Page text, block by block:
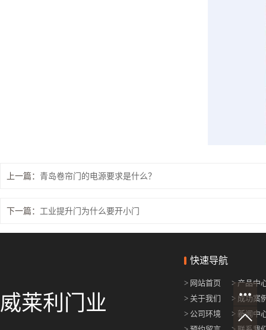
上一篇： 青岛卷帘门的电源要求是什么？
下一篇： 工业提升门为什么要开小门
威莱利门业
快速导航
> 网站首页
> 产品中
> 关于我们
> 成功案
> 公司环境
> 新闻中